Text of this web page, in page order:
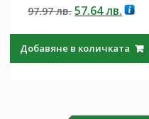
4.50
от 5
97.97лв.Original
97.97 лв..
57.64лв.
57.64
Добавяне в количката